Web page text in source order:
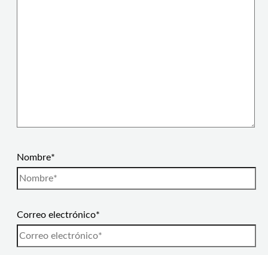
Nombre*
Correo electrónico*